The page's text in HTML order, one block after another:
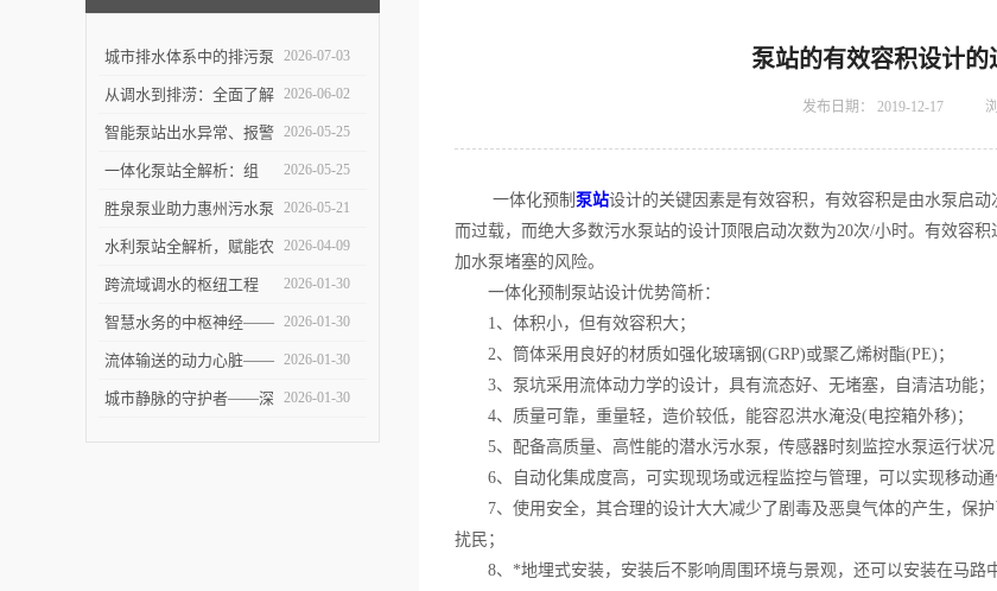
城市排水体系中的排污泵
站：功能定位与维护策略
2026-07-03
从调水到排涝：全面了解
大型泵站的功能与构造
2026-06-02
智能泵站出水异常、报警
频发怎么办？
2026-05-25
一体化泵站全解析：组
成、优势与应用实操指南
2026-05-25
胜泉泵业助力惠州污水泵
站项目落地
2026-05-21
水利泵站全解析，赋能农
田灌溉与防洪排涝
2026-04-09
跨流域调水的枢纽工程
——大型泵站的建设与技
术挑战
2026-01-30
智慧水务的中枢神经——
智能泵站技术革新与未来
展望
2026-01-30
流体输送的动力心脏——
全面剖析提升泵站的设计
2026-01-30
城市静脉的守护者——深 2026-01-30
泵站的有效容积设计
发布日期： 2019-12-17
一体化预制 泵站设计的关键因素是有效容积，有效容积是由水泵启
而过载，而绝大多数污水泵站的设计顶限启动次数为20次/小时。有效容
加水泵堵塞的风险。
一体化预制泵站设计优势简析：
1、体积小，但有效容积大；
2、筒体采用良好的材质如强化玻璃钢(GRP)或聚乙烯树酯(PE)；
3、泵坑采用流体动力学的设计，具有流态好、无堵塞，自清洁功能；
4、质量可靠，重量轻，造价较低，能容忍洪水淹没(电控箱外移)；
5、配备高质量、高性能的潜水污水泵，传感器时刻监控水泵运行状况
6、自动化集成度高，可实现现场或远程监控与管理，可以实现移动通
7、使用安全，其合理的设计大大减少了剧毒及恶臭气体的产生，保护
扰民；
8、*地埋式安装，安装后不影响周围环境与景观，还可以安装在马路